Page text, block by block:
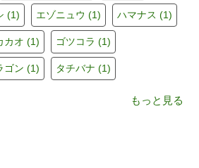
h
a
n
n
(1) エゾニュウ (1) ハマナス (1)
カオ (1) ゴツコラ (1)
ゴン (1) タチバナ (1)
もっと見る